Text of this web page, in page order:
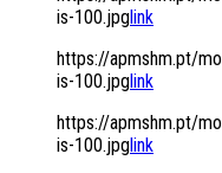
is-100.jpglink
https://apmshm.pt/
is-100.jpglink
https://apmshm.pt/
is-100.jpglink